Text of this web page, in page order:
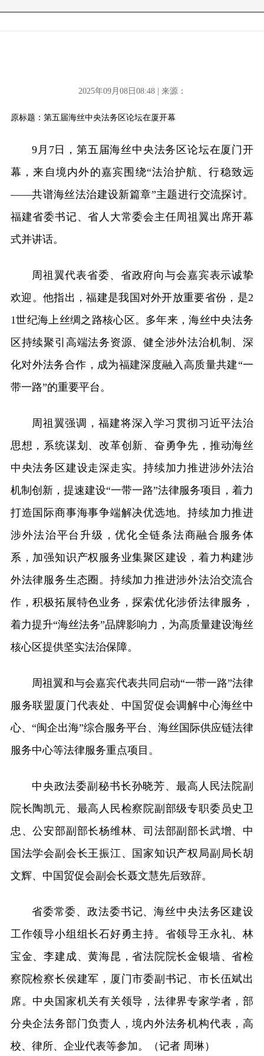
2025年09月08日08:48 | 来源：
原标题：第五届海丝中央法务区论坛在厦开幕
9月7日，第五届海丝中央法务区论坛在厦门开
幕，来自境内外的嘉宾围绕“法治护航、行稳致远
——共谱海丝法治建设新篇章”主题进行交流探讨。
福建省委书记、省人大常委会主任周祖翼出席开幕
式并讲话。
周祖翼代表省委、省政府向与会嘉宾表示诚挚
欢迎。他指出，福建是我国对外开放重要省份，是2
1世纪海上丝绸之路核心区。多年来，海丝中央法务
区持续聚引高端法务资源、健全涉外法治机制、深
化对外法务合作，成为福建深度融入高质量共建“一
带一路”的重要平台。
周祖翼强调，福建将深入学习贯彻习近平法治
思想，系统谋划、改革创新、奋勇争先，推动海丝
中央法务区建设走深走实。持续加力推进涉外法治
机制创新，提速建设“一带一路”法律服务项目，着力
打造国际商事海事争端解决优选地。持续加力推进
涉外法治平台升级，优化全链条法商融合服务体
系，加强知识产权服务业集聚区建设，着力构建涉
外法律服务生态圈。持续加力推进涉外法治交流合
作，积极拓展特色业务，探索优化涉侨法律服务，
着力提升“海丝法务”品牌影响力，为高质量建设海丝
核心区提供坚实法治保障。
周祖翼和与会嘉宾代表共同启动“一带一路”法律
服务联盟厦门代表处、中国贸促会调解中心海丝中
心、“闽企出海”综合服务平台、海丝国际供应链法律
服务中心等法律服务重点项目。
中央政法委副秘书长孙晓芳、最高人民法院副
院长陶凯元、最高人民检察院副部级专职委员史卫
忠、公安部副部长杨维林、司法部副部长武增、中
国法学会副会长王振江、国家知识产权局副局长胡
文辉、中国贸促会副会长聂文慧先后致辞。
省委常委、政法委书记、海丝中央法务区建设
工作领导小组组长石好勇主持。省领导王永礼、林
宝金、李建成、黄海昆，省法院院长金银墙、省检
察院检察长侯建军，厦门市委副书记、市长伍斌出
席。中央国家机关有关领导，法律界专家学者，部
分央企法务部门负责人，境内外法务机构代表，高
校、律所、企业代表等参加。（记者 周琳）